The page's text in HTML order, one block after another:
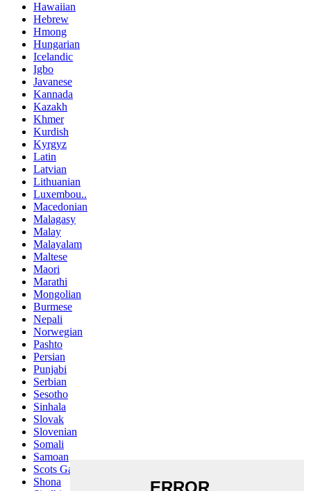
Hawaiian
Hebrew
Hmong
Hungarian
Icelandic
Igbo
Javanese
Kannada
Kazakh
Khmer
Kurdish
Kyrgyz
Latin
Latvian
Lithuanian
Luxembou..
Macedonian
Malagasy
Malay
Malayalam
Maltese
Maori
Marathi
Mongolian
Burmese
Nepali
Norwegian
Pashto
Persian
Punjabi
Serbian
Sesotho
Sinhala
Slovak
Slovenian
Somali
Samoan
Scots Gaelic
Shona